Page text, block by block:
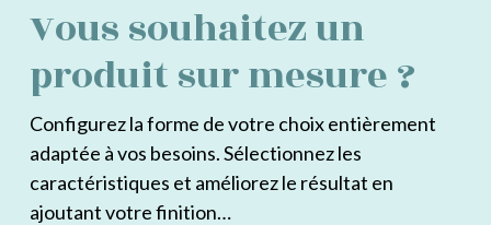
Vous souhaitez un
produit sur mesure ?
Configurez la forme de votre choix entièrement
adaptée à vos besoins. Sélectionnez les
caractéristiques et améliorez le résultat en
ajoutant votre finition…